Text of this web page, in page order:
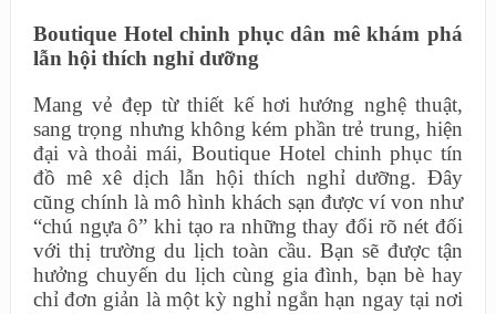
Boutique Hotel chinh phục dân mê khám phá
lẫn hội thích nghỉ dưỡng
Mang vẻ đẹp từ thiết kế hơi hướng nghệ thuật,
sang trọng nhưng không kém phần trẻ trung, hiện
đại và thoải mái, Boutique Hotel chinh phục tín
đồ mê xê dịch lẫn hội thích nghỉ dưỡng. Đây
cũng chính là mô hình khách sạn được ví von như
“chú ngựa ô” khi tạo ra những thay đổi rõ nét đối
với thị trường du lịch toàn cầu. Bạn sẽ được tận
hưởng chuyến du lịch cùng gia đình, bạn bè hay
chỉ đơn giản là một kỳ nghỉ ngắn hạn ngay tại nơi